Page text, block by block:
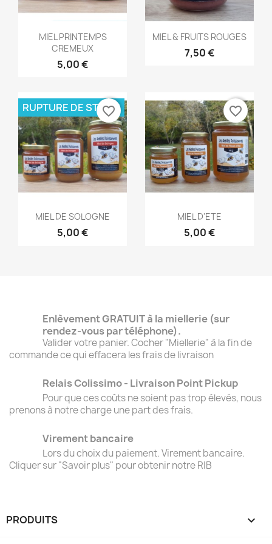
Aperçu rapide
MIEL PRINTEMPS
CREMEUX
5,00 €
 Aperçu rapide
MIEL & FRUITS ROUGES
7,50 €
Aperçu rapide
MIEL DE SOLOGNE
5,00 €
RUPTURE DE STOCK
favorite_border
Aperçu rapide
MIEL D'ETE
5,00 €
favorite_border
Enlèvement GRATUIT à la miellerie (sur
rendez-vous par téléphone).
Valider votre panier. Cocher "Miellerie" à la fin de
commande ce qui effacera les frais de livraison
Relais Colissimo - Livraison Point Pickup
Pour que ces coûts ne soient pas trop élevés, nous
prenons à notre charge une part des frais.
Virement bancaire
Lors du choix du paiement. Virement bancaire.
Cliquer sur "Savoir plus" pour obtenir notre RIB
PRODUITS 